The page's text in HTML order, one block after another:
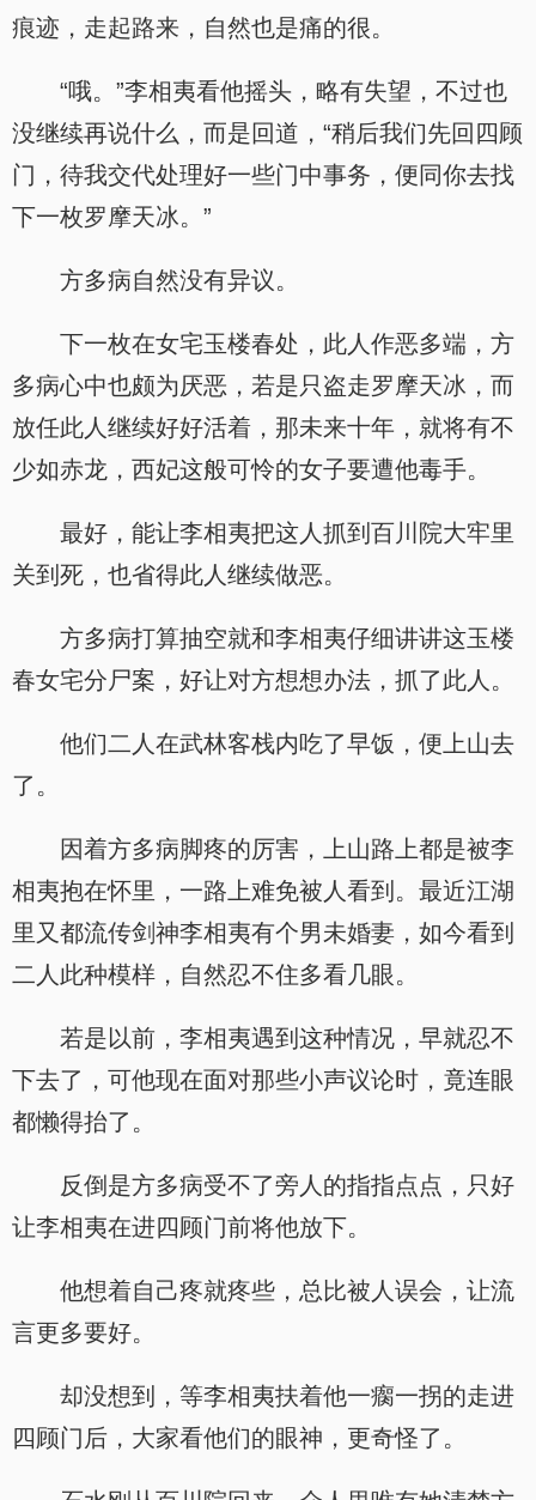
痕迹，走起路来，自然也是痛的很。
“哦。”李相夷看他摇头，略有失望，不过也
没继续再说什么，而是回道，“稍后我们先回四顾
门，待我交代处理好一些门中事务，便同你去找
下一枚罗摩天冰。”
方多病自然没有异议。
下一枚在女宅玉楼春处，此人作恶多端，方
多病心中也颇为厌恶，若是只盗走罗摩天冰，而
放任此人继续好好活着，那未来十年，就将有不
少如赤龙，西妃这般可怜的女子要遭他毒手。
最好，能让李相夷把这人抓到百川院大牢里
关到死，也省得此人继续做恶。
方多病打算抽空就和李相夷仔细讲讲这玉楼
春女宅分尸案，好让对方想想办法，抓了此人。
他们二人在武林客栈内吃了早饭，便上山去
了。
因着方多病脚疼的厉害，上山路上都是被李
相夷抱在怀里，一路上难免被人看到。最近江湖
里又都流传剑神李相夷有个男未婚妻，如今看到
二人此种模样，自然忍不住多看几眼。
若是以前，李相夷遇到这种情况，早就忍不
下去了，可他现在面对那些小声议论时，竟连眼
都懒得抬了。
反倒是方多病受不了旁人的指指点点，只好
让李相夷在进四顾门前将他放下。
他想着自己疼就疼些，总比被人误会，让流
言更多要好。
却没想到，等李相夷扶着他一瘸一拐的走进
四顾门后，大家看他们的眼神，更奇怪了。